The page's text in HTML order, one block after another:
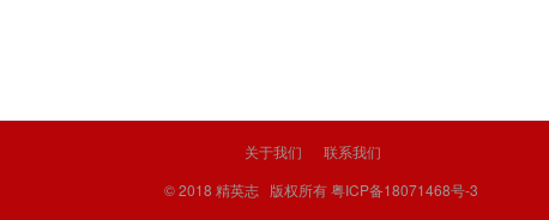
关于我们
联系我们
© 2018 精英志 版权所有粤ICP备18071468号-3